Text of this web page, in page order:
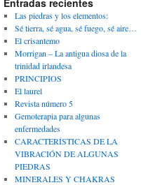
Entradas recientes
Las piedras y los elementos:
Sé tierra, sé agua, sé fuego, sé aire…
El crisantemo
Morrigan – La antigua diosa de la
trinidad irlandesa
PRINCIPIOS
El laurel
Revista número 5
Gemoterapia para algunas
enfermedades
CARACTERÍSTICAS DE LA
VIBRACIÓN DE ALGUNAS
PIEDRAS
MINERALES Y CHAKRAS